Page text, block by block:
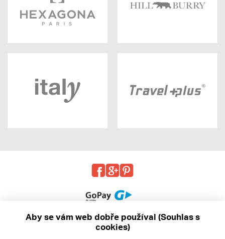
Aby se vám web dobře používal (Souhlas s
cookies)